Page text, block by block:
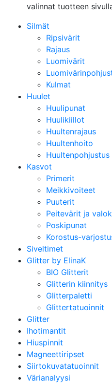
valinnat tuotteen
Silmät
Ripsivärit
Rajaus
Luomivärit
Kulmat
Huulet
Huulipunat
Huulikiillot
Huultenrajaus
Huultenhoito
Huultenpohjustus
Kasvot
Primerit
Meikkivoiteet
Puuterit
Peitevärit ja
Poskipunat
Korostus-
Siveltimet
Glitter by ElinaK
BIO Glitterit
Glitterin kiinnitys
Glitterpaletti
Glittertatuoinnit
Glitter
Ihotimantit
Hiuspinnit
Magneettiripset
Siirtokuvatatuoinnit
Värianalyysi